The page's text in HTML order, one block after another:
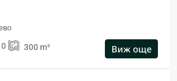
0 300 m² Виж още